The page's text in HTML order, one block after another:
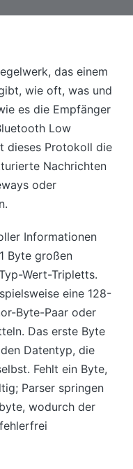
das einem
wie oft, was und
es die Empfänger
Low
dieses Protokoll die
Nachrichten
oder
Informationen
Byte großen
Wert-Tripletts.
eine 128-
Byte-Paar oder
Das erste Byte
Datentyp, die
Fehlt ein Byte,
Parser springen
wodurch der